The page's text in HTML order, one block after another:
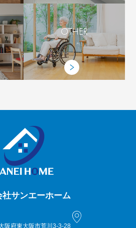
OTHER
社サンエーホーム
阪府東大阪市荒川3-3-28